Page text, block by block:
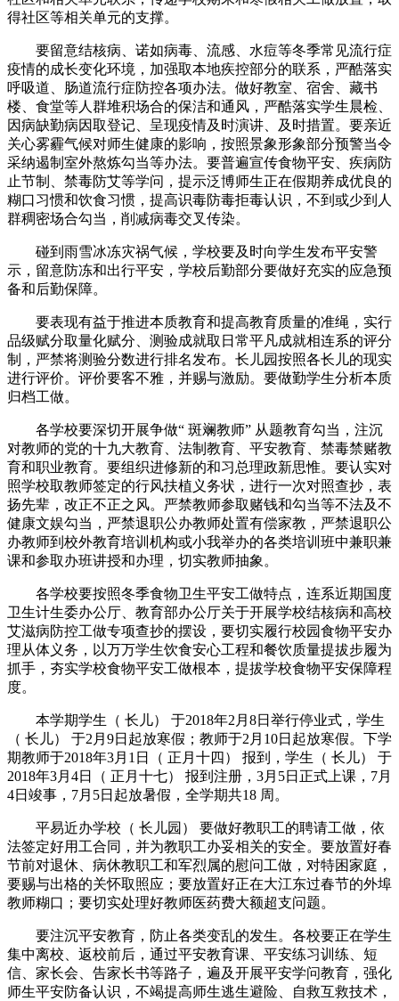
得社区等相关单元的支撑。
要留意结核病、诺如病毒、流感、水痘等冬季常见流行症
疫情的成长变化环境，加强取本地疾控部分的联系，严酷落实
呼吸道、肠道流行症防控各项办法。做好教室、宿舍、藏书
楼、食堂等人群堆积场合的保洁和通风，严酷落实学生晨检、
因病缺勤病因取登记、呈现疫情及时演讲、及时措置。要亲近
关心雾霾气候对师生健康的影响，按照景象形象部分预警当令
采纳遏制室外熬炼勾当等办法。要普遍宣传食物平安、疾病防
止节制、禁毒防艾等学问，提示泛博师生正在假期养成优良的
糊口习惯和饮食习惯，提高识毒防毒拒毒认识，不到或少到人
群稠密场合勾当，削减病毒交叉传染。
碰到雨雪冰冻灾祸气候，学校要及时向学生发布平安警
示，留意防冻和出行平安，学校后勤部分要做好充实的应急预
备和后勤保障。
要表现有益于推进本质教育和提高教育质量的准绳，实行
品级赋分取量化赋分、测验成就取日常平凡成就相连系的评分
制，严禁将测验分数进行排名发布。长儿园按照各长儿的现实
进行评价。评价要客不雅，并赐与激励。要做勤学生分析本质
归档工做。
各学校要深切开展争做“ 斑斓教师” 从题教育勾当，注沉
对教师的党的十九大教育、法制教育、平安教育、禁毒禁赌教
育和职业教育。要组织进修新的和习总理政新思惟。要认实对
照学校取教师签定的行风扶植义务状，进行一次对照查抄，表
扬先辈，改正不正之风。严禁教师参取赌钱和勾当等不法及不
健康文娱勾当，严禁退职公办教师处置有偿家教，严禁退职公
办教师到校外教育培训机构或小我举办的各类培训班中兼职兼
课和参取办班讲授和办理，切实教师抽象。
各学校要按照冬季食物卫生平安工做特点，连系近期国度
卫生计生委办公厅、教育部办公厅关于开展学校结核病和高校
艾滋病防控工做专项查抄的摆设，要切实履行校园食物平安办
理从体义务，以万万学生饮食安心工程和餐饮质量提拔步履为
抓手，夯实学校食物平安工做根本，提拔学校食物平安保障程
度。
本学期学生（ 长儿） 于2018年2月8日举行停业式，学生
（ 长儿） 于2月9日起放寒假；教师于2月10日起放寒假。下学
期教师于2018年3月1日（ 正月十四） 报到，学生（ 长儿） 于
2018年3月4日（ 正月十七） 报到注册，3月5日正式上课，7月
4日竣事，7月5日起放暑假，全学期共18 周。
平易近办学校（ 长儿园） 要做好教职工的聘请工做，依
法签定好用工合同，并为教职工办妥相关的安全。要放置好春
节前对退休、病休教职工和军烈属的慰问工做，对特困家庭，
要赐与出格的关怀取照应；要放置好正在大江东过春节的外埠
教师糊口；要切实处理好教师医药费大额超支问题。
要注沉平安教育，防止各类变乱的发生。各校要正在学生
集中离校、返校前后，通过平安教育课、平安练习训练、短
信、家长会、告家长书等路子，遍及开展平安学问教育，强化
师生平安防备认识，不竭提高师生逃生避险、自救互救技术，